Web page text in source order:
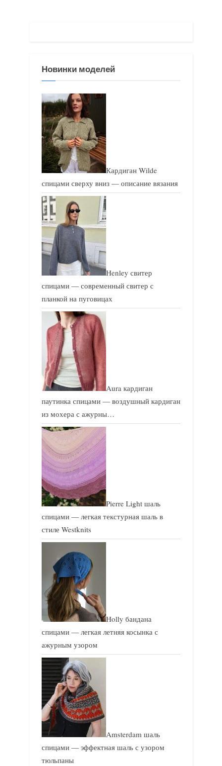
а
:
Новинки моделей
Кардиган Wilde
спицами сверху вниз — описание вязания
Henley свитер
спицами — современный свитер с
планкой на пуговицах
Aura кардиган
паутинка спицами — воздушный кардиган
из мохера с ажурны…
Pierre Light шаль
спицами — легкая текстурная шаль в
стиле Westknits
Holly бандана
спицами — легкая летняя косынка с
ажурным узором
Amsterdam шаль
спицами — эффектная шаль с узором
тюльпаны